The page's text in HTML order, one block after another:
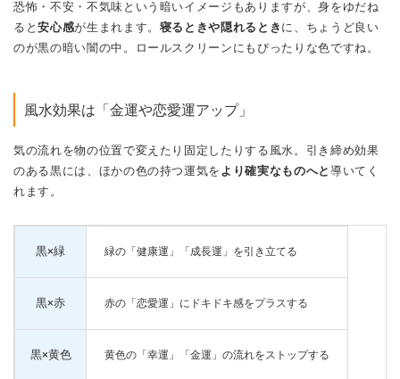
恐怖・不安・不気味という暗いイメージもありますが、身をゆだね
ると安心感が生まれます。 寝るときや隠れるとき に、ちょうど良い
のが黒の暗い闇の中。ロールスクリーンにもぴったりな色ですね。
風水効果は「金運や恋愛運アップ」
気の流れを物の位置で変えたり固定したりする風水。引き締め効果
のある黒には、ほかの色の持つ運気を より確実なものへと 導いてく
れます。
黒×緑 緑の「健康運」「成長運」を引き立てる
黒×赤 赤の「恋愛運」にドキドキ感をプラスする
黒×黄色 黄色の「幸運」「金運」の流れをストップする